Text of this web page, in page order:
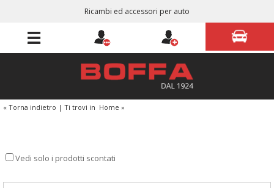
Ricambi ed accessori per auto
« Torna indietro | Ti trovi in Home »
Vedi solo i prodotti scontati